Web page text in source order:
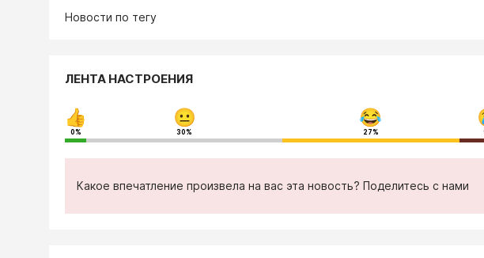
Новости по тегу
ЛЕНТА НАСТРОЕНИЯ
0% 30% 27%
Какое впечатление произвела на вас эта новость? Поделитесь с нами